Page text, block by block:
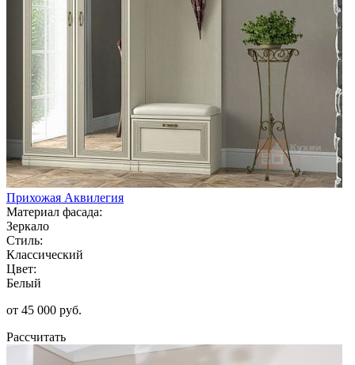
Прихожая Аквилегия
Материал фасада:
Зеркало
Стиль:
Классический
Цвет:
Белый
от 45 000 руб.
Рассчитать